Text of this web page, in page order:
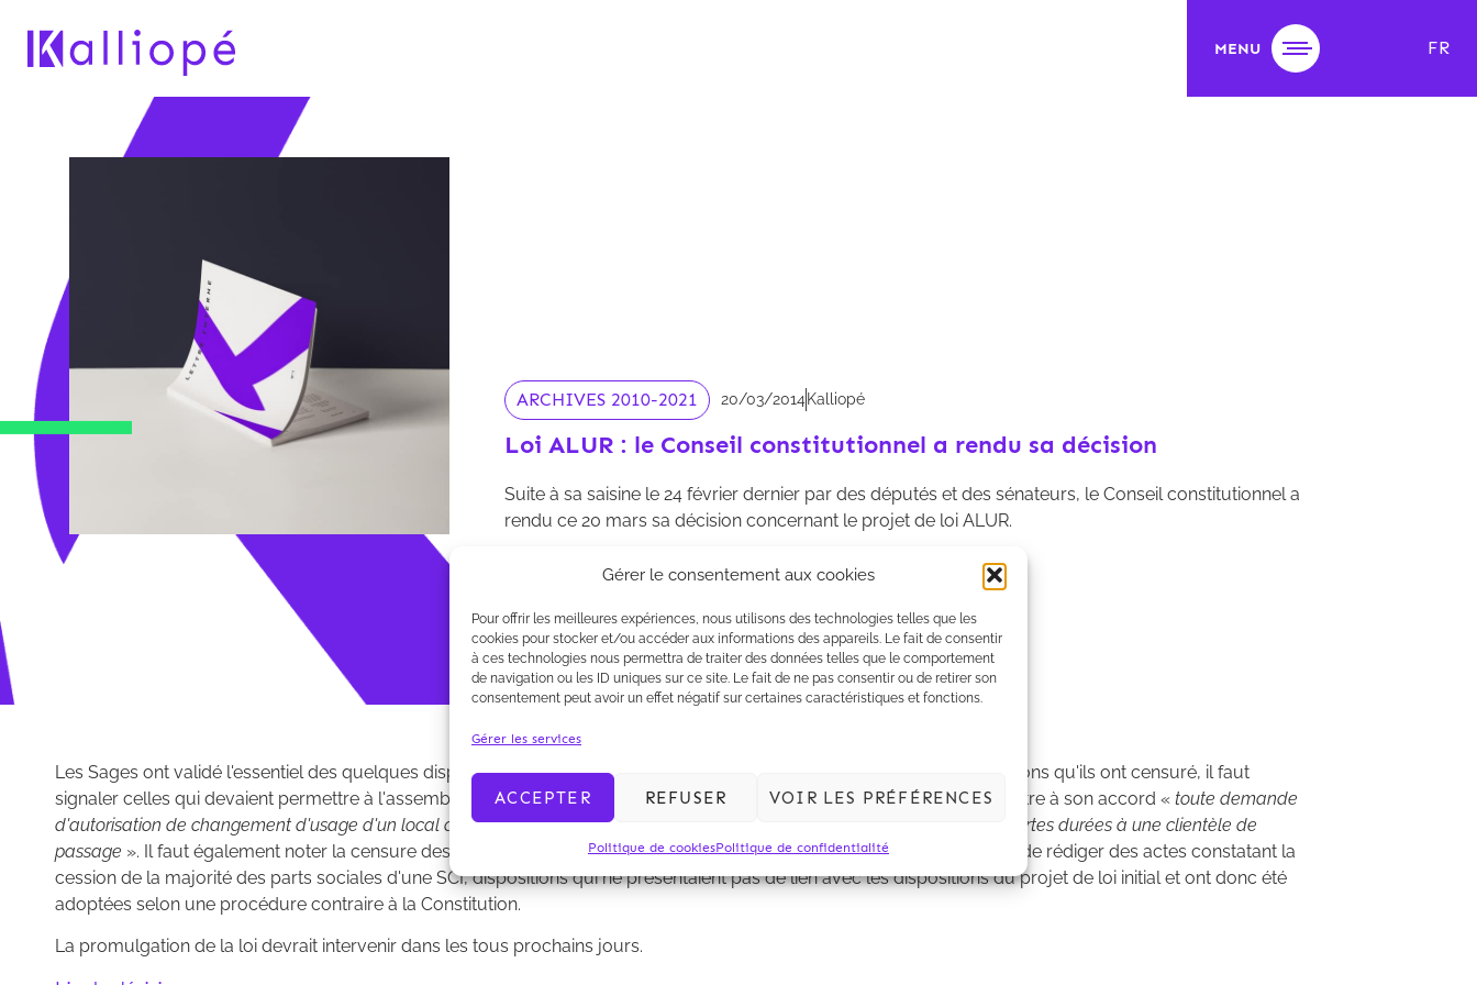
Gérer le consentement aux cookies
Pour offrir les meilleures expériences, nous utilisons des technologies telles que les
cookies pour stocker et/ou accéder aux informations des appareils. Le fait de consentir
à ces technologies nous permettra de traiter des données telles que le comportement
de navigation ou les ID uniques sur ce site. Le fait de ne pas consentir ou de retirer son
consentement peut avoir un effet négatif sur certaines caractéristiques et fonctions.
Gérer les services
ACCEPTER REFUSER VOIR LES PRÉFÉRENCES
Politique de cookiesPolitique de confidentialité
MENU FR
ARCHIVES 2010-2021 20/03/2014Kalliopé
Loi ALUR : le Conseil constitutionnel a rendu sa décision
Suite à sa saisine le 24 février dernier par des députés et des sénateurs, le Conseil constitutionnel a
rendu ce 20 mars sa décision concernant le projet de loi ALUR.
Les Sages ont validé l'essentiel des quelques dispositions qui étaient soumises à son contrôle. Parmi les seules dispositions qu'ils ont censuré, il faut
signaler celles qui devaient permettre à l'assemblée générale des copropriétaires d'un immeuble de décider de soumettre à son accord « toute demande
d'autorisation de changement d'usage d'un local destiné à l'habitation par un copropriétaire aux fins de le louer pour de courtes durées à une clientèle de
passage ». Il faut également noter la censure des dispositions qui auraient ouvert la possibilité aux experts-comptables de rédiger des actes constatant la
cession de la majorité des parts sociales d'une SCI, dispositions qui ne présentaient pas de lien avec les dispositions du projet de loi initial et ont donc été
adoptées selon une procédure contraire à la Constitution.
La promulgation de la loi devrait intervenir dans les tous prochains jours.